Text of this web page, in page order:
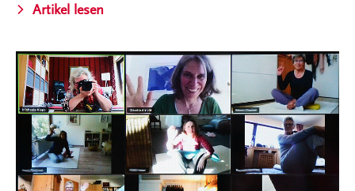
Artikel lesen